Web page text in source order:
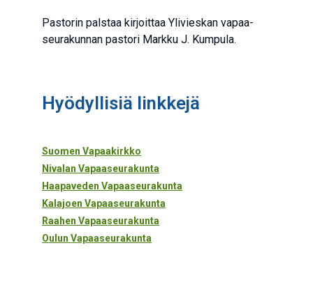
Pas­to­rin pals­taa kir­joit­taa Yli­vies­kan vapaa­
seu­ra­kun­nan pas­to­ri Mark­ku J. Kumpula.
Hyö­dyl­li­siä linkkejä
Suo­men Vapaakirkko
Niva­lan Vapaaseurakunta
Haa­pa­ve­den Vapaaseurakunta
Kala­joen Vapaaseurakunta
Raa­hen Vapaaseurakunta
Oulun Vapaa­seu­ra­kun­ta